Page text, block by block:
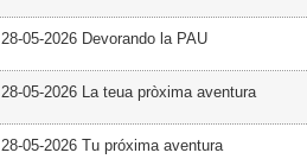
28-05-2026 Devorando la PAU
28-05-2026 La teua pròxima aventura
28-05-2026 Tu próxima aventura